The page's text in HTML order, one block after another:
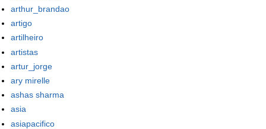
arthur_brandao
artigo
artilheiro
artistas
artur_jorge
ary mirelle
ashas sharma
asia
asiapacifico